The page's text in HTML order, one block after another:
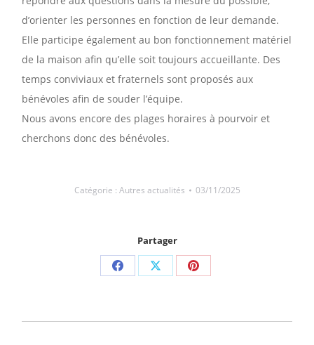
d’orienter les personnes en fonction de leur demande.
Elle participe également au bon fonctionnement matériel
de la maison afin qu’elle soit toujours accueillante. Des
temps conviviaux et fraternels sont proposés aux
bénévoles afin de souder l’équipe.
Nous avons encore des plages horaires à pourvoir et
cherchons donc des bénévoles.
Catégorie : Autres actualités 03/11/2025
Partager
Partager
Facebook
Partager
X
Partager
Pinterest